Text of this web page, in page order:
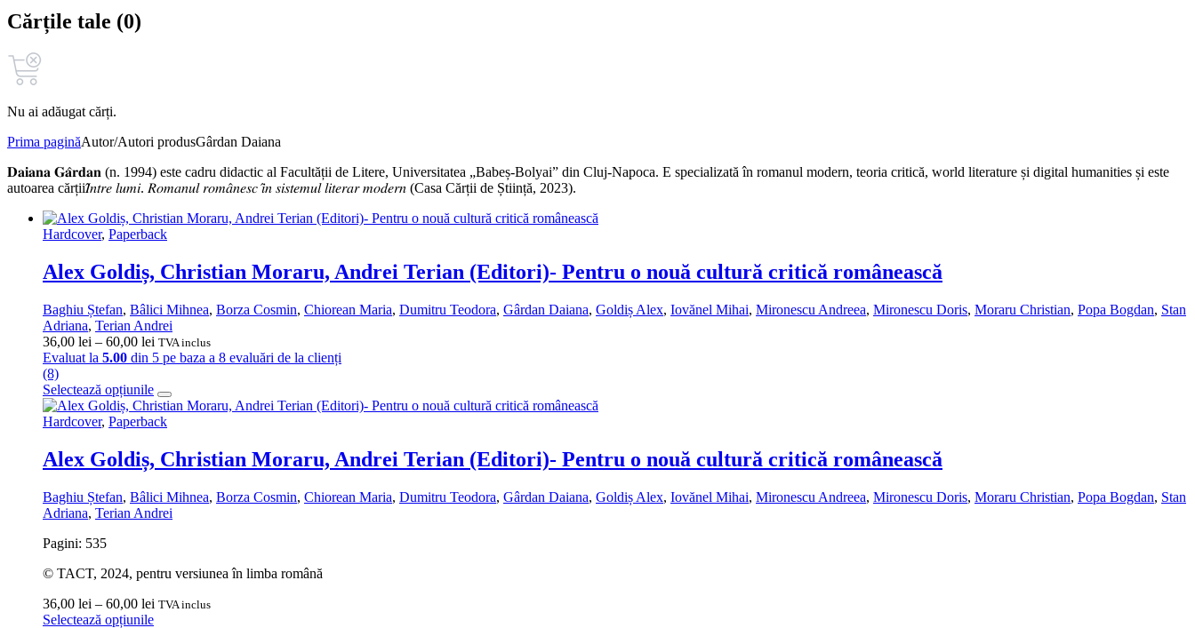
Cărțile tale (0)
Nu ai adăugat cărți.
Prima paginăAutor/Autori produsGârdan Daiana
𝐃𝐚𝐢𝐚𝐧𝐚 𝐆𝐚̂𝐫𝐝𝐚𝐧 (n. 1994) este cadru didactic al Facultății de Litere, Universitatea „Babeș‑Bolyai” din Cluj‑Napoca. E specializată în romanul modern, teoria critică, world literature și digital humanities și este
autoarea cărții𝐼̂𝑛𝑡𝑟𝑒 𝑙𝑢𝑚𝑖. 𝑅𝑜𝑚𝑎𝑛𝑢𝑙 𝑟𝑜𝑚𝑎̂𝑛𝑒𝑠𝑐 𝑖̂𝑛 𝑠𝑖𝑠𝑡𝑒𝑚𝑢𝑙 𝑙𝑖𝑡𝑒𝑟𝑎𝑟 𝑚𝑜𝑑𝑒𝑟𝑛 (Casa Cărții de Știință, 2023).
Hardcover, Paperback
Alex Goldiș, Christian Moraru, Andrei Terian (Editori)- Pentru o nouă cultură critică românească
Baghiu Ștefan, Bâlici Mihnea, Borza Cosmin, Chiorean Maria, Dumitru Teodora, Gârdan Daiana, Goldiș Alex, Iovănel Mihai, Mironescu Andreea, Mironescu Doris, Moraru Christian, Popa Bogdan, Stan
Adriana, Terian Andrei
36,00 lei – 60,00 lei Interval
de
36,00 lei
până
la
TVA inclus
Evaluat la 5.00 din 5 pe baza a 8 evaluări de la clienți
(8)
Selectează opțiunile Acest
produs
are
multe
variații.
pot
fi
produsului.
Hardcover, Paperback
Alex Goldiș, Christian Moraru, Andrei Terian (Editori)- Pentru o nouă cultură critică românească
Baghiu Ștefan, Bâlici Mihnea, Borza Cosmin, Chiorean Maria, Dumitru Teodora, Gârdan Daiana, Goldiș Alex, Iovănel Mihai, Mironescu Andreea, Mironescu Doris, Moraru Christian, Popa Bogdan, Stan
Adriana, Terian Andrei
Pagini: 535
© TACT, 2024, pentru versiunea în limba română
36,00 lei – 60,00 lei Interval
TVA inclus
Selectează opțiunileAcest